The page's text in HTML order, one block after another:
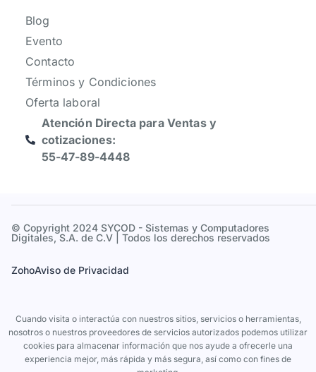
Blog
Evento
Contacto
Términos y Condiciones
Oferta laboral
Atención Directa para Ventas y
cotizaciones:
55-47-89-4448
© Copyright 2024 SYCOD - Sistemas y Computadores
Digitales, S.A. de C.V | Todos los derechos reservados
ZohoAviso de Privacidad
Cuando visita o interactúa con nuestros sitios, servicios o herramientas,
nosotros o nuestros proveedores de servicios autorizados podemos utilizar
cookies para almacenar información que nos ayude a ofrecerle una
experiencia mejor, más rápida y más segura, así como con fines de